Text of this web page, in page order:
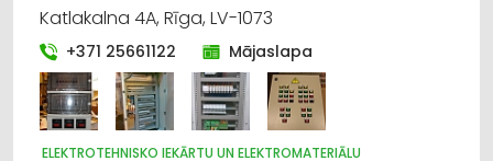
Katlakalna 4A, Rīga, LV-1073
+371 25661122 Mājaslapa
ELEKTROTEHNISKO IEKĀRTU UN ELEKTROMATERIĀLU